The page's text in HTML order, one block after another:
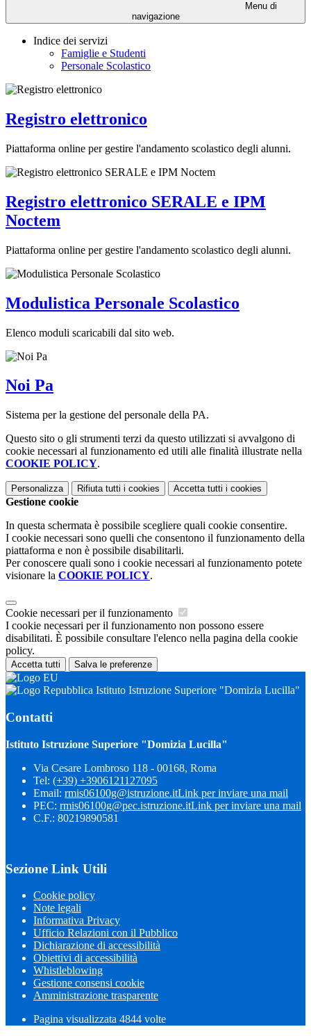
Menu di
navigazione
Indice dei servizi
Famiglie e Studenti
Personale Scolastico
Registro elettronico
Piattaforma online per gestire l'andamento scolastico degli alunni.
Registro elettronico SERALE e IPM
Noctem
Piattaforma online per gestire l'andamento scolastico degli alunni.
Modulistica Personale Scolastico
Elenco moduli scaricabili dal sito web.
Noi Pa
Sistema per la gestione del personale della PA.
Questo sito o gli strumenti terzi da questo utilizzati si avvalgono di
cookie necessari al funzionamento ed utili alle finalità illustrate nella
COOKIE POLICY.
Personalizza Rifiuta tutti i cookies Accetta tutti i cookies
Gestione cookie
In questa schermata è possibile scegliere quali cookie consentire.
I cookie necessari sono quelli che consentono il funzionamento della
piattaforma e non è possibile disabilitarli.
Per conoscere quali sono i cookie necessari al funzionamento potete
visionare la COOKIE POLICY.
Cookie necessari per il funzionamento
I cookie necessari per il funzionamento non possono essere
disabilitati. È possibile consultare l'elenco nella pagina della cookie
policy.
Accetta tutti Salva le preferenze
Istituto Istruzione Superiore "Domizia Lucilla"
Contatti
Istituto Istruzione Superiore "Domizia Lucilla"
Via Cesare Lombroso 118 - 00168, Roma
Tel: (+39) +3906121127095
Email: rmis06100g@istruzione.itLink per inviare una mail
PEC: rmis06100g@pec.istruzione.itLink per inviare una mail
C.F.: 80219890581
Sezione Link Utili
Cookie policy
Note legali
Informativa Privacy
Ufficio Relazioni con il Pubblico
Dichiarazione di accessibilità
Obiettivi di accessibilità
Whistleblowing
Gestione consensi cookie
Amministrazione trasparente
Pagina visualizzata 4844 volte